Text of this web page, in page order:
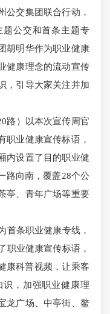
公交集团联合行动，
题公交和首条主题专
胡明华作为职业健康
健康理念的流动宣传
，引导大家关注并加
路）以本次宣传周官
职业健康宣传标语，
内设置了目的职业健
路向南，覆盖28个公
亭、青年广场等重要
首条职业健康专线，
职业健康宣传标语，
康科普视频，让乘客
，加强职业健康理
龙广场、中亭街、鳌